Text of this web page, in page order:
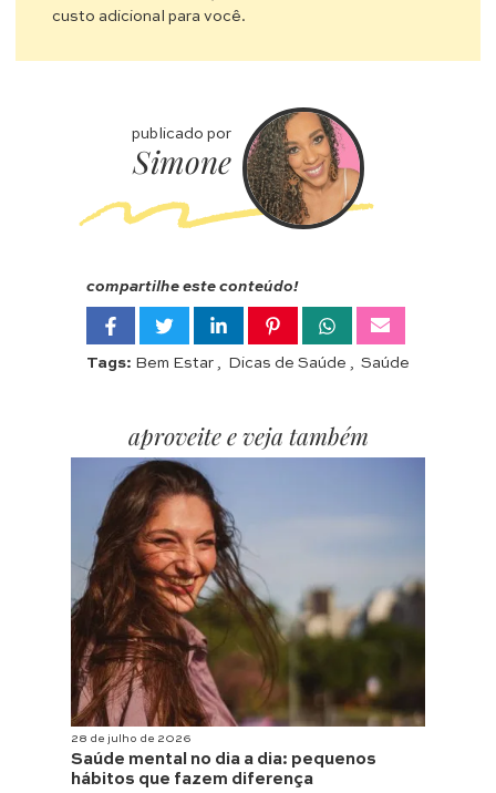
custo adicional para você.
compartilhe este conteúdo!
Tags: Bem Estar , Dicas de Saúde , Saúde
publicado por
Simone
aproveite e veja também
28 de julho de 2026
Saúde mental no dia a dia: pequenos
hábitos que fazem diferença